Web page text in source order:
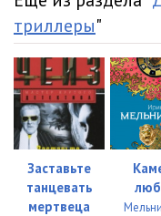
триллеры"
Заставьте
танцевать
мертвеца